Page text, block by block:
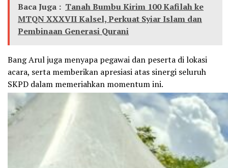
Baca Juga : Tanah Bumbu Kirim 100 Kafilah ke
MTQN XXXVII Kalsel, Perkuat Syiar Islam dan
Pembinaan Generasi Qurani
Bang Arul juga menyapa pegawai dan peserta di lokasi
acara, serta memberikan apresiasi atas sinergi seluruh
SKPD dalam memeriahkan momentum ini.